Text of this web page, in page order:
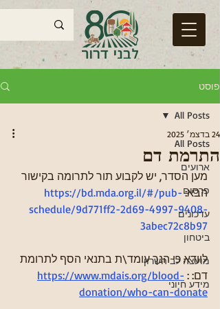
פוסט
All Posts
ארועים
פרסום
עדכונים
ביטחון
מועצה לב השרון
מידע חיוני
All Posts
התרמת דם
24 בדצמ׳ 2025
מען הסדר, יש לקבוע תור לתרומה בקישור
הבא: https://bd.mda.org.il/#/pub-
schedule/9d771ff2-2d69-4997-9408-
3abec72c8b97
לוודא כי הנך עומד\ת בתנאי הסף לתרומת
דם: : https://www.mdais.org/blood-
donation/who-can-donate